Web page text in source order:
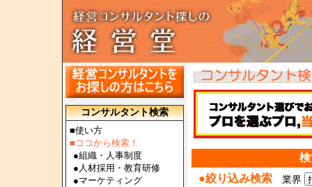
コンサルタント検索
■使い方
■ココから検索！
●組織・人事制度
● 人材採用・教育研修
●マーケティング
●絞り込み検索
業界